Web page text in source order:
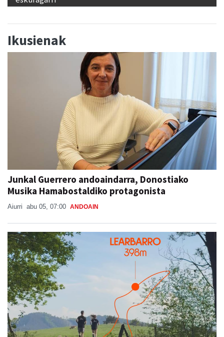
Junkal Guerrero andoaindarra, Donostiako
Musika Hamabostaldiko protagonista
Aiurri abu 05, 07:00